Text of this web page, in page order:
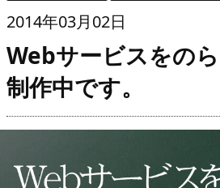
2014年03月02日
Webサービスをの
制作中です。